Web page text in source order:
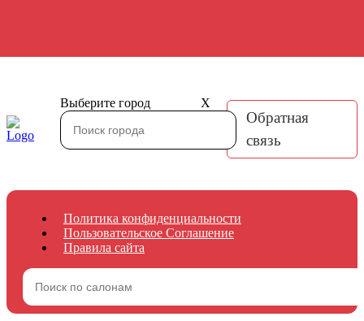
Выберите город X
Обратная
связь
Политика конфиденциальности
Пользовательское Соглашение
Правила сайта